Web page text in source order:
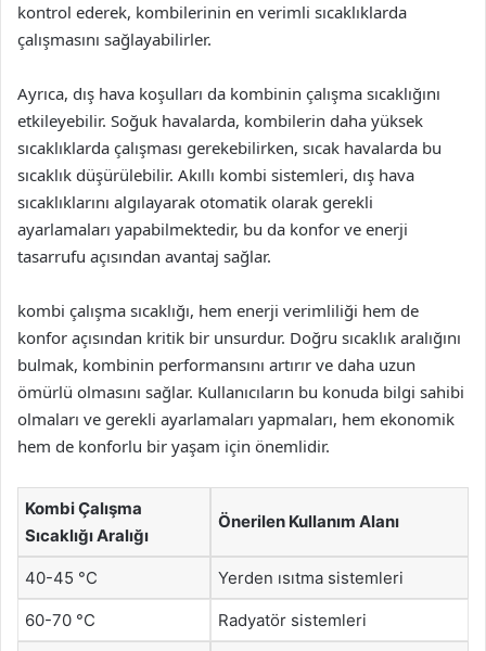
kontrol ederek, kombilerinin en verimli sıcaklıklarda
çalışmasını sağlayabilirler.
Ayrıca, dış hava koşulları da kombinin çalışma sıcaklığını
etkileyebilir. Soğuk havalarda, kombilerin daha yüksek
sıcaklıklarda çalışması gerekebilirken, sıcak havalarda bu
sıcaklık düşürülebilir. Akıllı kombi sistemleri, dış hava
sıcaklıklarını algılayarak otomatik olarak gerekli
ayarlamaları yapabilmektedir, bu da konfor ve enerji
tasarrufu açısından avantaj sağlar.
kombi çalışma sıcaklığı, hem enerji verimliliği hem de
konfor açısından kritik bir unsurdur. Doğru sıcaklık aralığını
bulmak, kombinin performansını artırır ve daha uzun
ömürlü olmasını sağlar. Kullanıcıların bu konuda bilgi sahibi
olmaları ve gerekli ayarlamaları yapmaları, hem ekonomik
hem de konforlu bir yaşam için önemlidir.
Kombi Çalışma
Sıcaklığı Aralığı
Önerilen Kullanım Alanı
40-45 °C Yerden ısıtma sistemleri
60-70 °C Radyatör sistemleri